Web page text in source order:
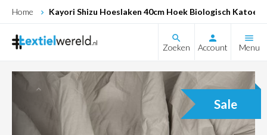
Home Kayori Shizu Hoeslaken 40cm Hoek Biologisch Katoen
Zoeken Account Menu
Sale